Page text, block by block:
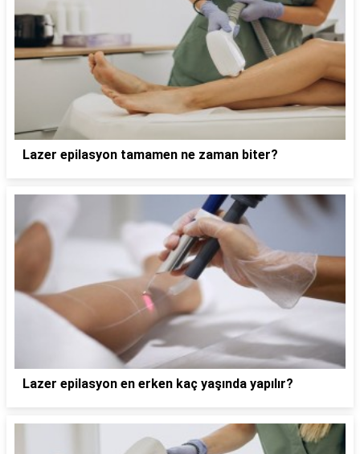
Lazer epilasyon tamamen ne zaman biter?
Lazer epilasyon en erken kaç yaşında yapılır?